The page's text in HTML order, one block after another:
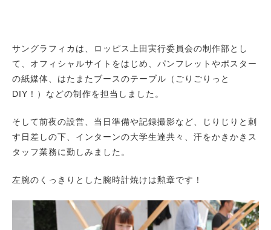
サングラフィカは、ロッピス上田実行委員会の制作部とし
て、オフィシャルサイトをはじめ、パンフレットやポスター
の紙媒体、はたまたブースのテーブル（ごりごりっと
DIY！）などの制作を担当しました。
そして前夜の設営、当日準備や記録撮影など、じりじりと刺
す日差しの下、インターンの大学生達共々、汗をかきかきス
タッフ業務に勤しみました。
左腕のくっきりとした腕時計焼けは勲章です！